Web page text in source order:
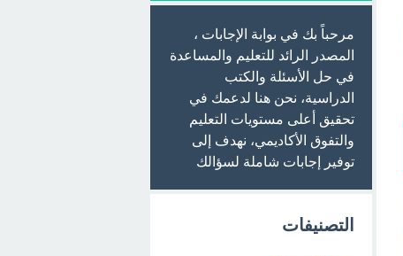
مرحباً بك في بوابة الإجابات ،
المصدر الرائد للتعليم والمساعدة
في حل الأسئلة والكتب
الدراسية، نحن هنا لدعمك في
تحقيق أعلى مستويات التعليم
والتفوق الأكاديمي، نهدف إلى
توفير إجابات شاملة لسؤالك
التصنيفات